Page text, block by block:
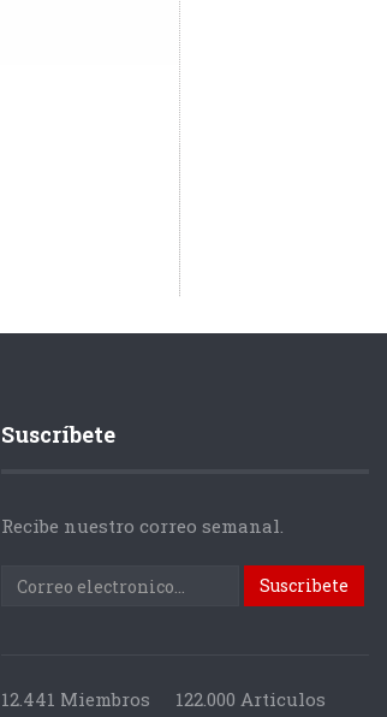
Suscríbete
Recibe nuestro correo semanal.
12.441 Miembros 122.000 Articulos